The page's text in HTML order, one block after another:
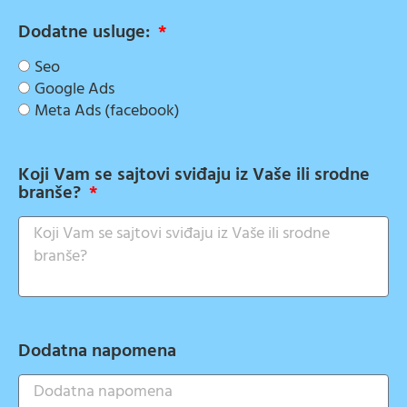
Dodatne usluge:
Seo
Google Ads
Meta Ads (facebook)
Koji Vam se sajtovi sviđaju iz Vaše ili srodne
branše?
Dodatna napomena